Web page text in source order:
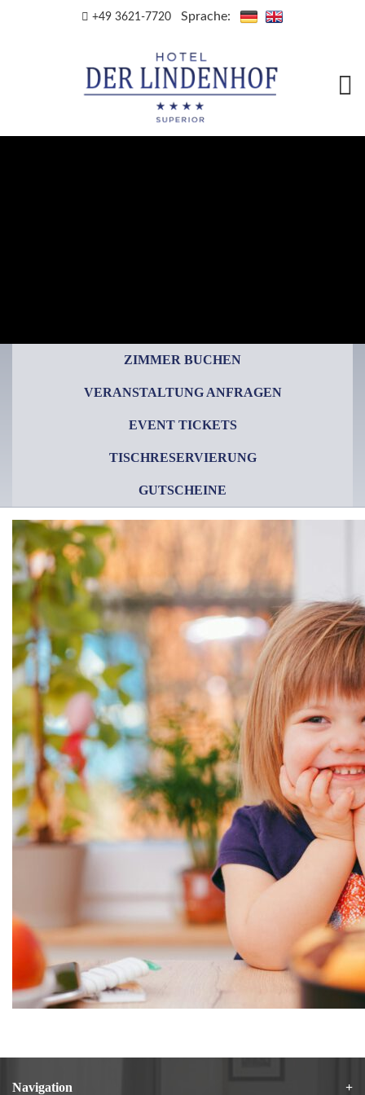
+49 3621-7720 Sprache:
ZIMMER BUCHEN
VERANSTALTUNG ANFRAGEN
EVENT TICKETS
TISCHRESERVIERUNG
GUTSCHEINE
Navigation